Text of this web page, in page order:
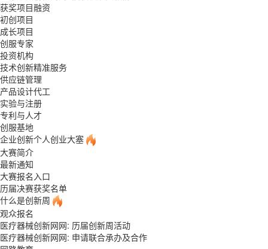
获奖项目融资
初创项目
成长项目
创服专家
投资机构
技术创新精准服务
供应链管理
产品设计代工
实验与注册
专利与人才
创服基地
企业创新个人创业大塞
大赛简介
最新通知
大赛报名入口
历届决赛获奖名单
什么是创新周
观众报名
医疗器械创新网网: 历届创新周活动
医疗器械创新网网: 申请联合承办及合作